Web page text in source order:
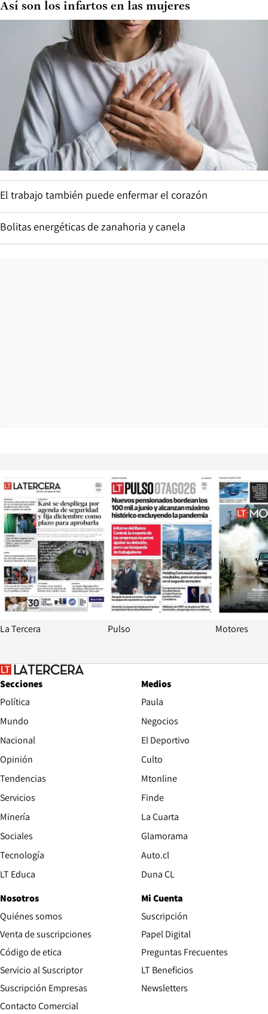
Así son los infartos en las mujeres
El trabajo también puede enfermar el corazón
Bolitas energéticas de zanahoria y canela
Opens in new window
La Tercera
Opens in
Pulso Motores
Secciones
Política
Mundo
Nacional
Opinión
Tendencias
Servicios
Minería
Sociales
Tecnología
LT Educa
Medios
Paula
Negocios
El Deportivo
Culto
Mtonline
Finde
La Cuarta
Glamorama
Auto.clOpens in new window
Duna CLOpens in new window
Nosotros
Quiénes somos
Venta de suscripciones
Código de etica Opens in new window
Servicio al Suscriptor
Suscripción Empresas
Contacto ComercialOpens in new window
Mi Cuenta
Suscripción
Papel DigitalOpens in new
Preguntas Frecuentes
LT Beneficios
Newsletters